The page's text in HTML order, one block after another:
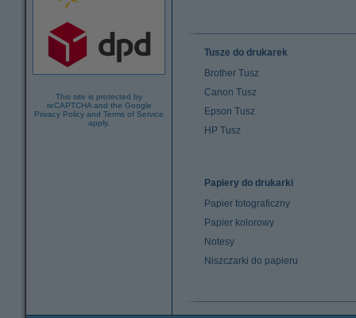
This site is protected by
reCAPTCHA and the Google
Privacy Policy and Terms of Service
apply.
Tusze do drukarek
Brother Tusz
Canon Tusz
Epson Tusz
HP Tusz
Papiery do drukarki
Papier fotograficzny
Papier kolorowy
Notesy
Niszczarki do papieru